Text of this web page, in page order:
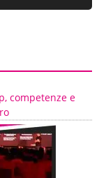
competenze e